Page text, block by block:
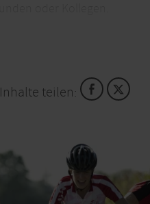
Inhalte teilen: